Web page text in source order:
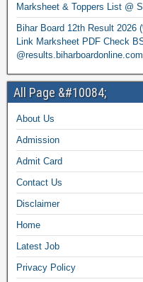
Marksheet & Toppers List @
Bihar Board 12th Result 2026
Link Marksheet PDF Check
@results.biharboardonline.com
All Page &#10084;
About Us
Admission
Admit Card
Contact Us
Disclaimer
Home
Latest Job
Privacy Policy